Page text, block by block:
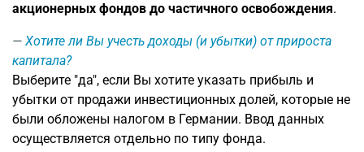
акционерных фондов до частичного освобождения.
Хотите ли Вы учесть доходы (и убытки) от прироста
капитала?
Выберите "да", если Вы хотите указать прибыль и
убытки от продажи инвестиционных долей, которые не
были обложены налогом в Германии. Ввод данных
осуществляется отдельно по типу фонда.